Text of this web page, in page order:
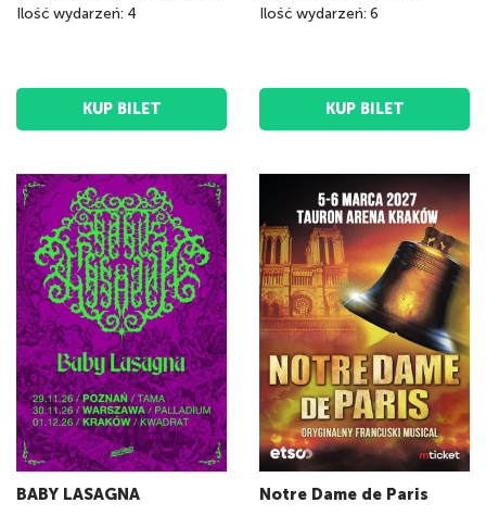
Ilość wydarzeń: 4
KUP BILET
Ilość wydarzeń: 6
KUP BILET
BABY LASAGNA Notre Dame de Paris